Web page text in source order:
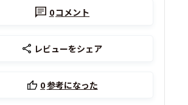
0コメント
レビューをシェア
0参考になった